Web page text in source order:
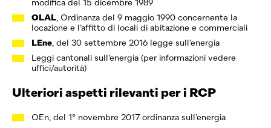
modifica del 15 dicembre 1989
OLAL, Ordinanza del 9 maggio 1990 concernente la
locazione e l’affitto di locali di abitazione e commerciali
LEne, del 30 settembre 2016 legge sull’energia
Leggi cantonali sull’energia (per informazioni vedere
uffici/autorità)
Ulteriori aspetti rilevanti per i RCP
OEn, del 1° novembre 2017 ordinanza sull’energia